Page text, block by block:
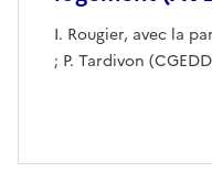
I. Rougier, avec la
; P. Tardivon